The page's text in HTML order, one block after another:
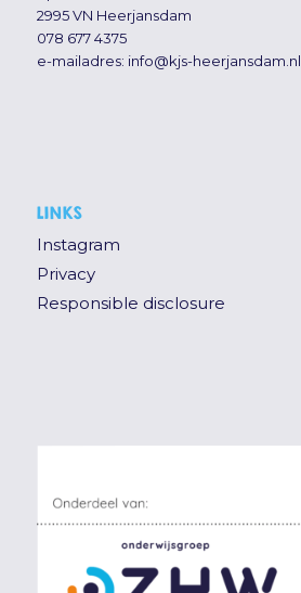
2995 VN Heerjansdam
078 677 4375
e-mailadres: info@kjs-heerjansdam.nl
LINKS
Instagram
Privacy
Responsible disclosure